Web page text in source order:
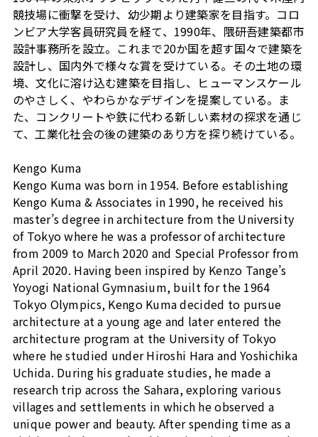
競技場に衝撃を受け、幼少期より建築家を目指す。コロ
ンビア大学客員研究員を経て、1990年、隈研吾建築都市
設計事務所を設立。これまで20か国を超す国々で建築を
設計し、国内外で様々な賞を受けている。その土地の環
境、文化に溶け込む建築を目指し、ヒューマンスケール
のやさしく、やわらかなデザインを提案している。ま
た、コンクリートや鉄に代わる新しい素材の探求を通じ
て、工業化社会の後の建築のあり方を探り続けている。
Kengo Kuma
Kengo Kuma was born in 1954. Before establishing
Kengo Kuma & Associates in 1990, he received his
master’s degree in architecture from the University
of Tokyo where he was a professor of architecture
from 2009 to March 2020 and Special Professor from
April 2020. Having been inspired by Kenzo Tange’s
Yoyogi National Gymnasium, built for the 1964
Tokyo Olympics, Kengo Kuma decided to pursue
architecture at a young age and later entered the
architecture program at the University of Tokyo
where he studied under Hiroshi Hara and Yoshichika
Uchida. During his graduate studies, he made a
research trip across the Sahara, exploring various
villages and settlements in which he observed a
unique power and beauty. After spending time as a